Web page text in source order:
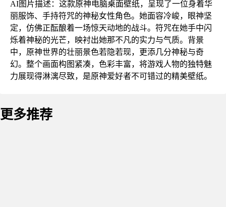
AI图片描述：这款原神电脑桌面壁纸，呈现了一位身着华
丽服饰、手持符咒的神秘女性角色。她面容冷峻，眼神坚
定，仿佛正酝酿着一场惊天动地的战斗。符咒在她手中闪
烁着神秘的光芒，映衬出她那不凡的实力与气质。背景
中，原神世界的壮丽景色若隐若现，更添几分神秘与奇
幻。整个画面构图紧凑，色彩丰富，将游戏人物的独特魅
力展现得淋漓尽致，是原神爱好者不可错过的精美壁纸。
更多推荐